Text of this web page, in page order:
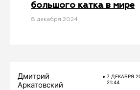
большого катка в мире
8 декабря 2024
Дмитрий
Аркатовский
7 ДЕКАБРЯ
21:44